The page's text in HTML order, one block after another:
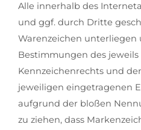
Alle innerhalb des
und ggf. durch Dritte
Warenzeichen unterliegen
Bestimmungen des
Kennzeichenrechts und
jeweiligen eingetragenen
aufgrund der bloßen
zu ziehen, dass